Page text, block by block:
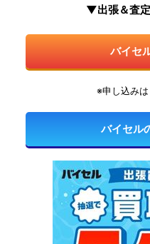
▼出張＆査
バイセ
※申し込み
バイセル